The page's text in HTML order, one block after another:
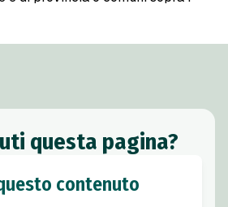
questa pagina?
contenuto